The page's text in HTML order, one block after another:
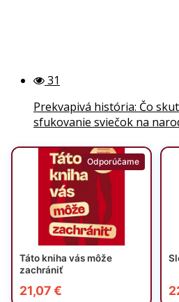
31
Prekvapivá história: Čo
sfukovanie sviečok na